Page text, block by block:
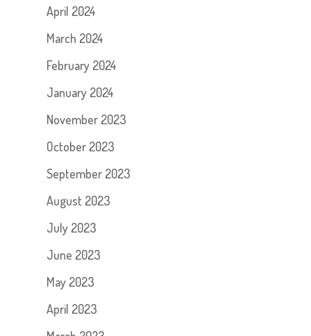
April 2024
March 2024
February 2024
January 2024
November 2023
October 2023
September 2023
August 2023
July 2023
June 2023
May 2023
April 2023